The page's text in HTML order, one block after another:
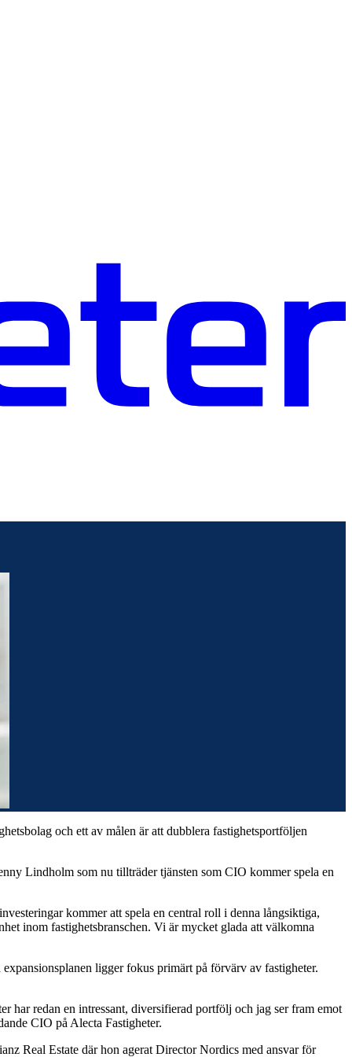
och ett av målen är att dubblera fastighetsportföljen
Lindholm som nu tillträder tjänsten som CIO kommer spela en
kommer att spela en central roll i denna långsiktiga,
inom fastighetsbranschen. Vi är mycket glada att välkomna
ligger fokus primärt på förvärv av fastigheter.
har redan en intressant, diversifierad portfölj och jag ser fram emot
CIO på Alecta Fastigheter.
Real Estate där hon agerat Director Nordics med ansvar för